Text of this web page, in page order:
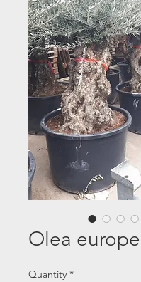
Olea
Quantity *